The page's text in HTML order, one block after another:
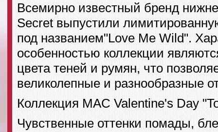
Всемирно известный бренд
Secret выпустили
под названием"Love Me Wild".
особенностью коллекции
цвета теней и румян, что
великолепные и разнообразные
Коллекция MAC Valentine's Day
Чувственные оттенки помады,